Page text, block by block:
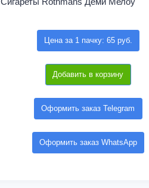
Цена за 1 пачку: 65 руб.
Добавить в корзину
Оформить заказ Telegram
Оформить заказ WhatsApp